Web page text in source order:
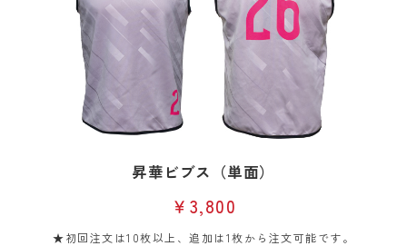
昇華ビブス（単面）
￥3,800
★初回注文は10枚以上、追加は1枚から注文可能です。